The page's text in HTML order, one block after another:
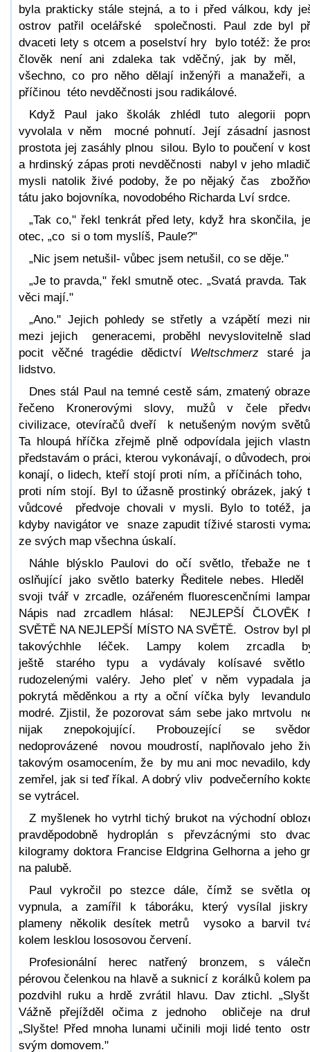
byla prakticky stále stejná, a to i před válkou, kdy
ostrov patřil ocelářské společnosti. Paul zde byl
dvaceti lety s otcem a poselství hry bylo totéž: že
člověk není ani zdaleka tak vděčný, jak by měl,
všechno, co pro něho dělají inženýři a manažeři, a
příčinou této nevděčnosti jsou radikálové.
Když Paul jako školák zhlédl tuto alegorii
vyvolala v něm mocné pohnutí. Její zásadní
prostota jej zasáhly plnou silou. Bylo to poučení v
a hrdinský zápas proti nevděčnosti nabyl v jeho
mysli natolik živé podoby, že po nějaký čas
tátu jako bojovníka, novodobého Richarda Lví srdce.
„Tak co," řekl tenkrát před lety, když hra skončila,
otec, „co si o tom myslíš, Paule?"
„Nic jsem netušil- vůbec jsem netušil, co se děje."
„Je to pravda," řekl smutně otec. „Svatá pravda. Tak
věci mají."
„Ano." Jejich pohledy se střetly a vzápětí mezi
mezi jejich generacemi, proběhl nevyslovitelně
pocit věčné tragédie dědictví Weltschmerz staré
lidstvo.
Dnes stál Paul na temné cestě sám, zmatený
řečeno Kronerovými slovy, mužů v čele
civilizace, otevíračů dveří k netušeným novým
Ta hloupá hříčka zřejmě plně odpovídala jejich
představám o práci, kterou vykonávají, o důvodech,
konají, o lidech, kteří stojí proti ním, a příčinách toho,
proti ním stojí. Byl to úžasně prostinký obrázek, jaký
vůdcové předvoje chovali v mysli. Bylo to totéž,
kdyby navigátor ve snaze zapudit tíživé starosti
ze svých map všechna úskalí.
Náhle blýsklo Paulovi do očí světlo, třebaže ne
oslňující jako světlo baterky Ředitele nebes. Hleděl
svoji tvář v zrcadle, ozářeném fluorescenčními
Nápis nad zrcadlem hlásal: NEJLEPŠÍ ČLOVĚK
SVĚTĚ NA NEJLEPŠÍ MÍSTO NA SVĚTĚ. Ostrov byl
takovýchhle léček. Lampy kolem zrcadla
ještě starého typu a vydávaly kolísavé
rudozelenými valéry. Jeho pleť v něm vypadala
pokrytá měděnkou a rty a oční víčka byly
modré. Zjistil, že pozorovat sám sebe jako mrtvolu
nijak znepokojující. Probouzející se
nedoprovázené novou moudrostí, naplňovalo jeho
takovým osamocením, že by mu ani moc nevadilo,
zemřel, jak si teď říkal. A dobrý vliv podvečerního
se vytrácel.
Z myšlenek ho vytrhl tichý brukot na východní
pravděpodobně hydroplán s převzácnými sto
kilogramy doktora Francise Eldgrina Gelhorna a jeho
na palubě.
Paul vykročil po stezce dále, čímž se světla
vypnula, a zamířil k táboráku, který vysílal
plameny několik desítek metrů vysoko a barvil
kolem lesklou lososovou červení.
Profesionální herec natřený bronzem, s
pérovou čelenkou na hlavě a suknicí z korálků kolem
pozdvihl ruku a hrdě zvrátil hlavu. Dav ztichl.
Vážně přejížděl očima z jednoho obličeje na
„Slyšte! Před mnoha lunami učinili moji lidé tento
svým domovem."